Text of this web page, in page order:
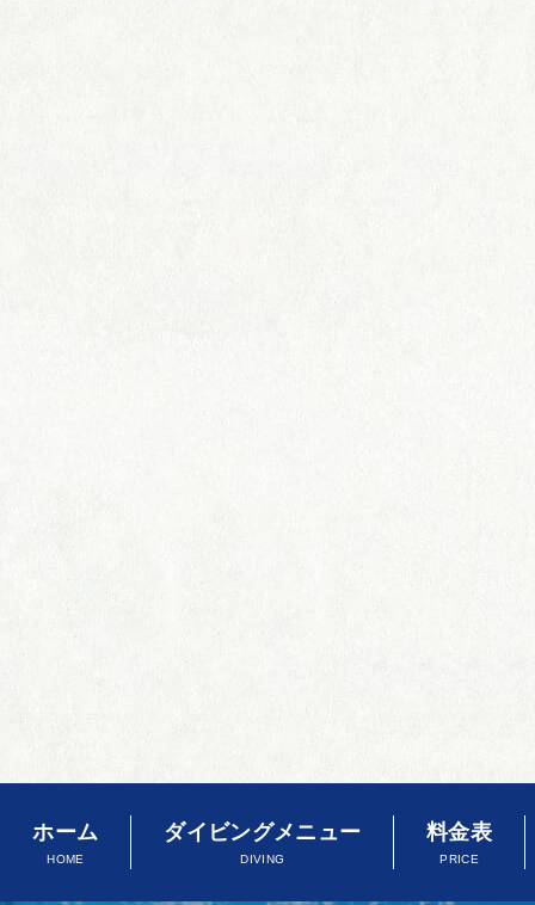
ホーム
HOME
ダイビングメニュー
DIVING
料金表
PRICE